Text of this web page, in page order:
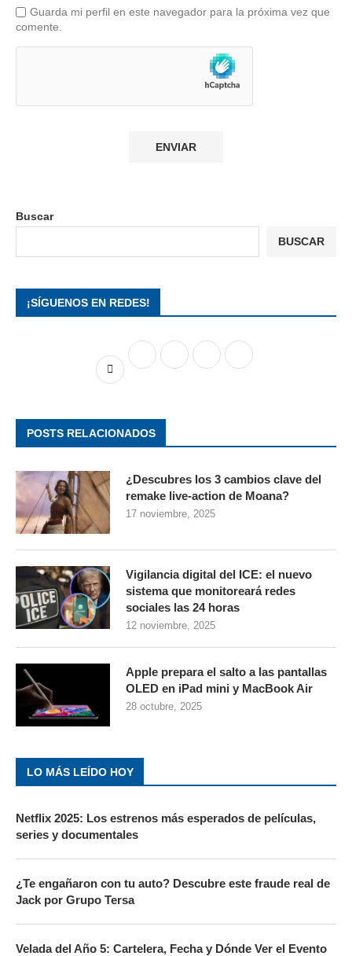
Guarda mi perfil en este navegador para la próxima vez que
comente.
Buscar
BUSCAR
¡SÍGUENOS EN REDES!
POSTS RELACIONADOS
¿Descubres los 3 cambios clave del
remake live-action de Moana?
17 noviembre, 2025
Vigilancia digital del ICE: el nuevo
sistema que monitoreará redes
sociales las 24 horas
12 noviembre, 2025
Apple prepara el salto a las pantallas
OLED en iPad mini y MacBook Air
28 octubre, 2025
LO MÁS LEÍDO HOY
Netflix 2025: Los estrenos más esperados de películas,
series y documentales
¿Te engañaron con tu auto? Descubre este fraude real de
Jack por Grupo Tersa
Velada del Año 5: Cartelera, Fecha y Dónde Ver el Evento